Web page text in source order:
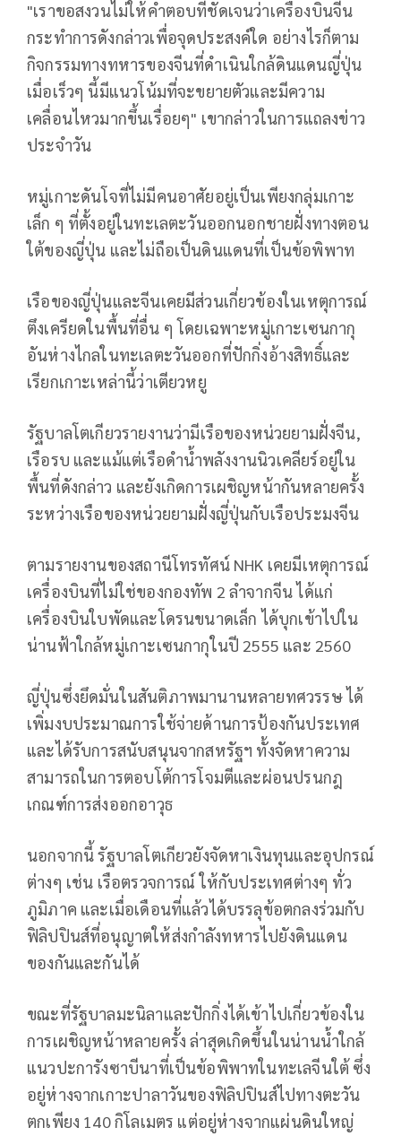
"เราขอสงวนไม่ให้คำตอบที่ชัดเจนว่าเครื่องบินจีน
กระทำการดังกล่าวเพื่อจุดประสงค์ใด อย่างไรก็ตาม
กิจกรรมทางทหารของจีนที่ดำเนินใกล้ดินแดนญี่ปุ่น
เมื่อเร็วๆ นี้มีแนวโน้มที่จะขยายตัวและมีความ
เคลื่อนไหวมากขึ้นเรื่อยๆ" เขากล่าวในการแถลงข่าว
ประจำวัน
หมู่เกาะดันโจที่ไม่มีคนอาศัยอยู่เป็นเพียงกลุ่มเกาะ
เล็ก ๆ ที่ตั้งอยู่ในทะเลตะวันออกนอกชายฝั่งทางตอน
ใต้ของญี่ปุ่น และไม่ถือเป็นดินแดนที่เป็นข้อพิพาท
เรือของญี่ปุ่นและจีนเคยมีส่วนเกี่ยวข้องในเหตุการณ์
ตึงเครียดในพื้นที่อื่น ๆ โดยเฉพาะหมู่เกาะเซนกากุ
อันห่างไกลในทะเลตะวันออกที่ปักกิ่งอ้างสิทธิ์และ
เรียกเกาะเหล่านี้ว่าเตียวหยู
รัฐบาลโตเกียวรายงานว่ามีเรือของหน่วยยามฝั่งจีน,
เรือรบ และแม้แต่เรือดำน้ำพลังงานนิวเคลียร์อยู่ใน
พื้นที่ดังกล่าว และยังเกิดการเผชิญหน้ากันหลายครั้ง
ระหว่างเรือของหน่วยยามฝั่งญี่ปุ่นกับเรือประมงจีน
ตามรายงานของสถานีโทรทัศน์ NHK เคยมีเหตุการณ์
เครื่องบินที่ไม่ใช่ของกองทัพ 2 ลำจากจีน ได้แก่
เครื่องบินใบพัดและโดรนขนาดเล็ก ได้บุกเข้าไปใน
น่านฟ้าใกล้หมู่เกาะเซนกากุในปี 2555 และ 2560
ญี่ปุ่นซึ่งยึดมั่นในสันติภาพมานานหลายทศวรรษ ได้
เพิ่มงบประมาณการใช้จ่ายด้านการป้องกันประเทศ
และได้รับการสนับสนุนจากสหรัฐฯ ทั้งจัดหาความ
สามารถในการตอบโต้การโจมตีและผ่อนปรนกฎ
เกณฑ์การส่งออกอาวุธ
นอกจากนี้ รัฐบาลโตเกียวยังจัดหาเงินทุนและอุปกรณ์
ต่างๆ เช่น เรือตรวจการณ์ ให้กับประเทศต่างๆ ทั่ว
ภูมิภาค และเมื่อเดือนที่แล้วได้บรรลุข้อตกลงร่วมกับ
ฟิลิปปินส์ที่อนุญาตให้ส่งกำลังทหารไปยังดินแดน
ของกันและกันได้
ขณะที่รัฐบาลมะนิลาและปักกิ่งได้เข้าไปเกี่ยวข้องใน
การเผชิญหน้าหลายครั้ง ล่าสุดเกิดขึ้นในน่านน้ำใกล้
แนวปะการังซาบีนาที่เป็นข้อพิพาทในทะเลจีนใต้ ซึ่ง
อยู่ห่างจากเกาะปาลาวันของฟิลิปปินส์ไปทางตะวัน
ตกเพียง 140 กิโลเมตร แต่อยู่ห่างจากแผ่นดินใหญ่